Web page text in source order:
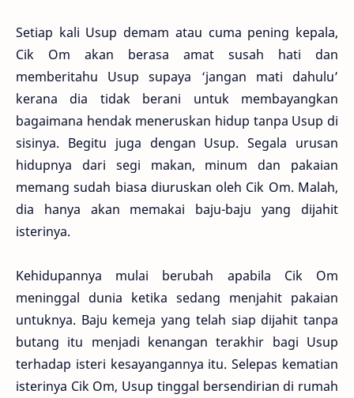
Setiap kali Usup demam atau cuma pening kepala,
Cik Om akan berasa amat susah hati dan
memberitahu Usup supaya ‘jangan mati dahulu’
kerana dia tidak berani untuk membayangkan
bagaimana hendak meneruskan hidup tanpa Usup di
sisinya. Begitu juga dengan Usup. Segala urusan
hidupnya dari segi makan, minum dan pakaian
memang sudah biasa diuruskan oleh Cik Om. Malah,
dia hanya akan memakai baju-baju yang dijahit
isterinya.
Kehidupannya mulai berubah apabila Cik Om
meninggal dunia ketika sedang menjahit pakaian
untuknya. Baju kemeja yang telah siap dijahit tanpa
butang itu menjadi kenangan terakhir bagi Usup
terhadap isteri kesayangannya itu. Selepas kematian
isterinya Cik Om, Usup tinggal bersendirian di rumah